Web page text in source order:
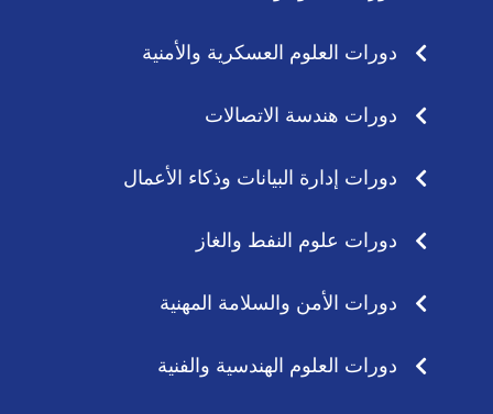
دورات العلوم العسكرية والأمنية
دورات هندسة الاتصالات
دورات إدارة البيانات وذكاء الأعمال
دورات علوم النفط والغاز
دورات الأمن والسلامة المهنية
دورات العلوم الهندسية والفنية